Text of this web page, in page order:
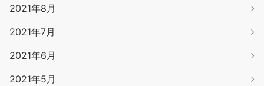
2021年8月
2021年7月
2021年6月
2021年5月